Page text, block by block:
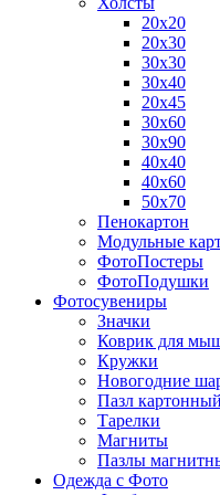
20х20
20х30
30х30
30х40
20х45
30х60
30х90
40х40
40х60
50х70
Пенокартон
Модульные
ФотоПостеры
ФотоПодушки
Фотоcувениры
Значки
Коврик для
Кружки
Новогодние
Пазл картонный
Тарелки
Магниты
Пазлы
Одежда с Фото